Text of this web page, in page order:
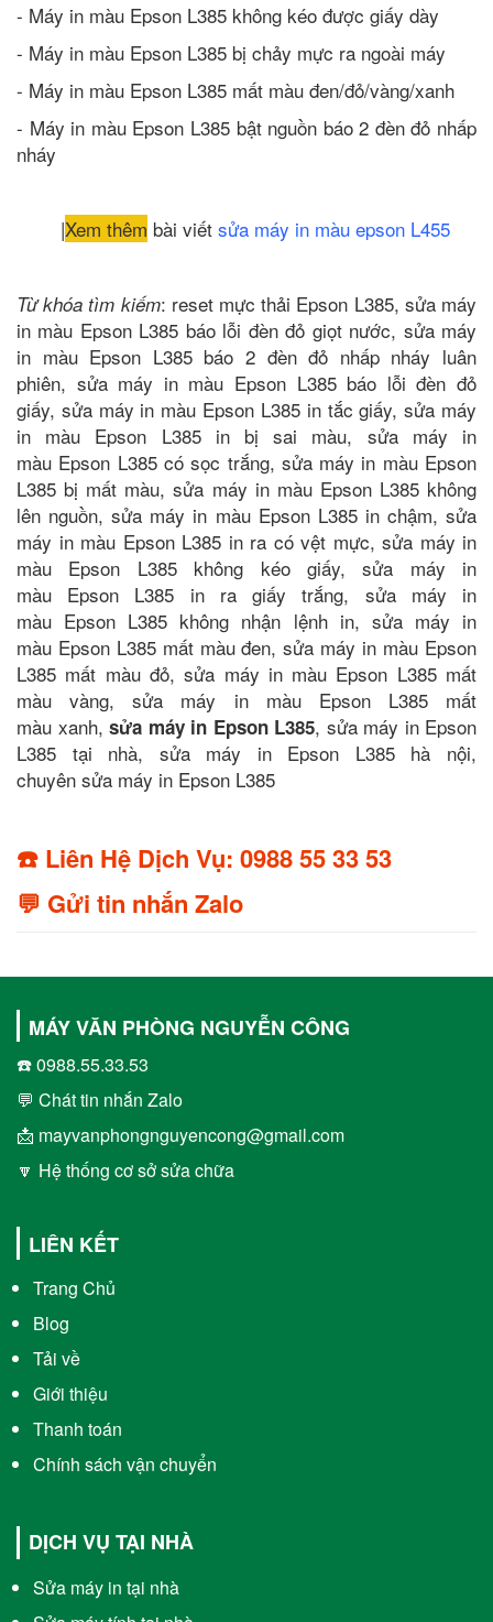
- Máy in màu Epson L385 không kéo được giấy dày
- Máy in màu Epson L385 bị chảy mực ra ngoài máy
- Máy in màu Epson L385 mất màu đen/đỏ/vàng/xanh
- Máy in màu Epson L385 bật nguồn báo 2 đèn đỏ nhấp
nháy
|Xem thêm bài viết sửa máy in màu epson L455
Từ khóa tìm kiếm: reset mực thải Epson L385, sửa máy
in màu Epson L385 báo lỗi đèn đỏ giọt nước, sửa máy
in màu Epson L385 báo 2 đèn đỏ nhấp nháy luân
phiên, sửa máy in màu Epson L385 báo lỗi đèn đỏ
giấy, sửa máy in màu Epson L385 in tắc giấy, sửa máy
in màu Epson L385 in bị sai màu, sửa máy in
màu Epson L385 có sọc trắng, sửa máy in màu Epson
L385 bị mất màu, sửa máy in màu Epson L385 không
lên nguồn, sửa máy in màu Epson L385 in chậm, sửa
máy in màu Epson L385 in ra có vệt mực, sửa máy in
màu Epson L385 không kéo giấy, sửa máy in
màu Epson L385 in ra giấy trắng, sửa máy in
màu Epson L385 không nhận lệnh in, sửa máy in
màu Epson L385 mất màu đen, sửa máy in màu Epson
L385 mất màu đỏ, sửa máy in màu Epson L385 mất
màu vàng, sửa máy in màu Epson L385 mất
màu xanh, sửa máy in Epson L385, sửa máy in Epson
L385 tại nhà, sửa máy in Epson L385 hà nội,
chuyên sửa máy in Epson L385
☎️ Liên Hệ Dịch Vụ: 0988 55 33 53
💬 Gửi tin nhắn Zalo
MÁY VĂN PHÒNG NGUYỄN CÔNG
☎️ 0988.55.33.53
💬 Chát tin nhắn Zalo
📩 mayvanphongnguyencong@gmail.com
🔽 Hệ thống cơ sở sửa chữa
LIÊN KẾT
Trang Chủ
Blog
Tải về
Giới thiệu
Thanh toán
Chính sách vận chuyển
DỊCH VỤ TẠI NHÀ
Sửa máy in tại nhà